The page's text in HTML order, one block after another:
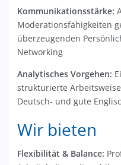
Kommunikationsstärke:
Moderationsfähigkeiten
überzeugenden
Networking
Analytisches Vorgehen:
strukturierte
Deutsch- und gute
Wir bieten
Flexibilität & Balance: